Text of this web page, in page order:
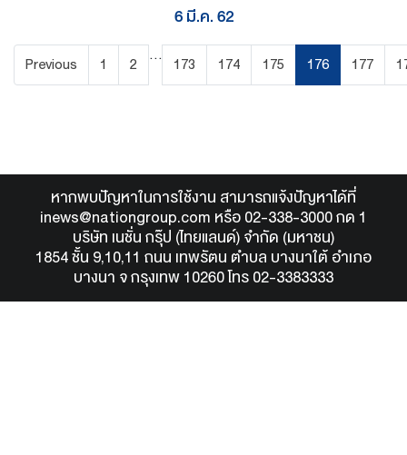
6 มี.ค. 62
Previous 1 2 ... 173 174 175 176 177
หากพบปัญหาในการใช้งาน สามารถแจ้งปัญหาได้ที่
inews@nationgroup.com หรือ02-338-3000 กด 1
บริษัท เนชั่น กรุ๊ป (ไทยแลนด์) จำกัด (มหาชน)
1854 ชั้น 9,10,11 ถนน เทพรัตน ตำบล บางนาใต้ อำเภอ
บางนา จ กรุงเทพ 10260 โทร 02-3383333